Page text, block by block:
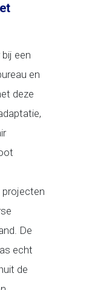
een
en
deze
De
echt
de